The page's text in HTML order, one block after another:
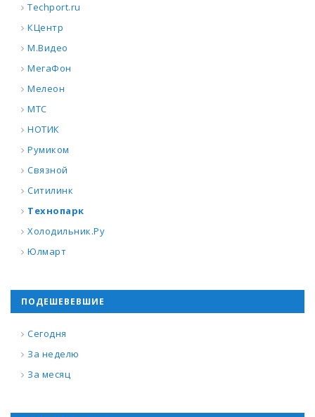
Techport.ru
КЦентр
М.Видео
МегаФон
Мелеон
МТС
НОТИК
Румиком
Связной
Ситилинк
Технопарк
Холодильник.Ру
Юлмарт
ПОДЕШЕВЕВШИЕ
Сегодня
За неделю
За месяц